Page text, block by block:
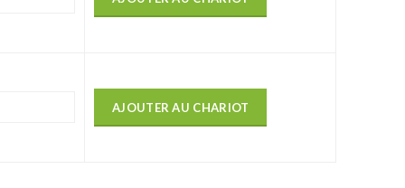
AJOUTER AU CHARIOT